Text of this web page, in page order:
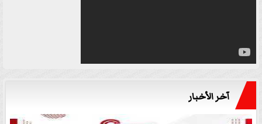
آخر الأخبار